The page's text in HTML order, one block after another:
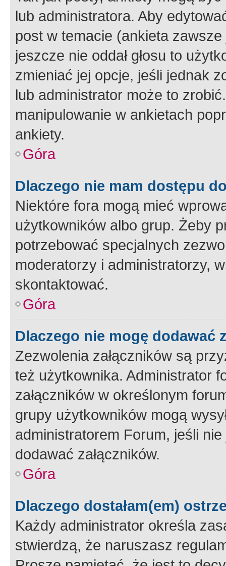
lub administratora. Aby
post w temacie (ankieta
jeszcze nie oddał głosu to
zmieniać jej opcje, jeśli jednak
lub administrator może to
manipulowanie w ankietach
ankiety.
Góra
Dlaczego nie mam dostępu
Niektóre fora mogą mieć
użytkowników albo grup. Żeby
potrzebować specjalnych
moderatorzy i administratorzy,
skontaktować.
Góra
Dlaczego nie mogę dodawać
Zezwolenia załączników są
też użytkownika. Administrator
załączników w określonym
grupy użytkowników mogą
administratorem Forum, jeśli
dodawać załączników.
Góra
Dlaczego dostałam(em)
Każdy administrator określa
stwierdzą, że naruszasz